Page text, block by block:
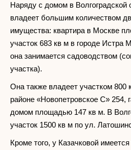
Наряду с домом в Волгоградской
владеет большим количеством
имущества: квартира в Москве
участок 683 кв м в городе Истра
она занимается садоводством
участка).
Она также владеет участком 800
районе «Новопетровское С» 254,
домом площадью 147 кв м. В
участок 1500 кв м по ул.
Кроме того, у Казачковой